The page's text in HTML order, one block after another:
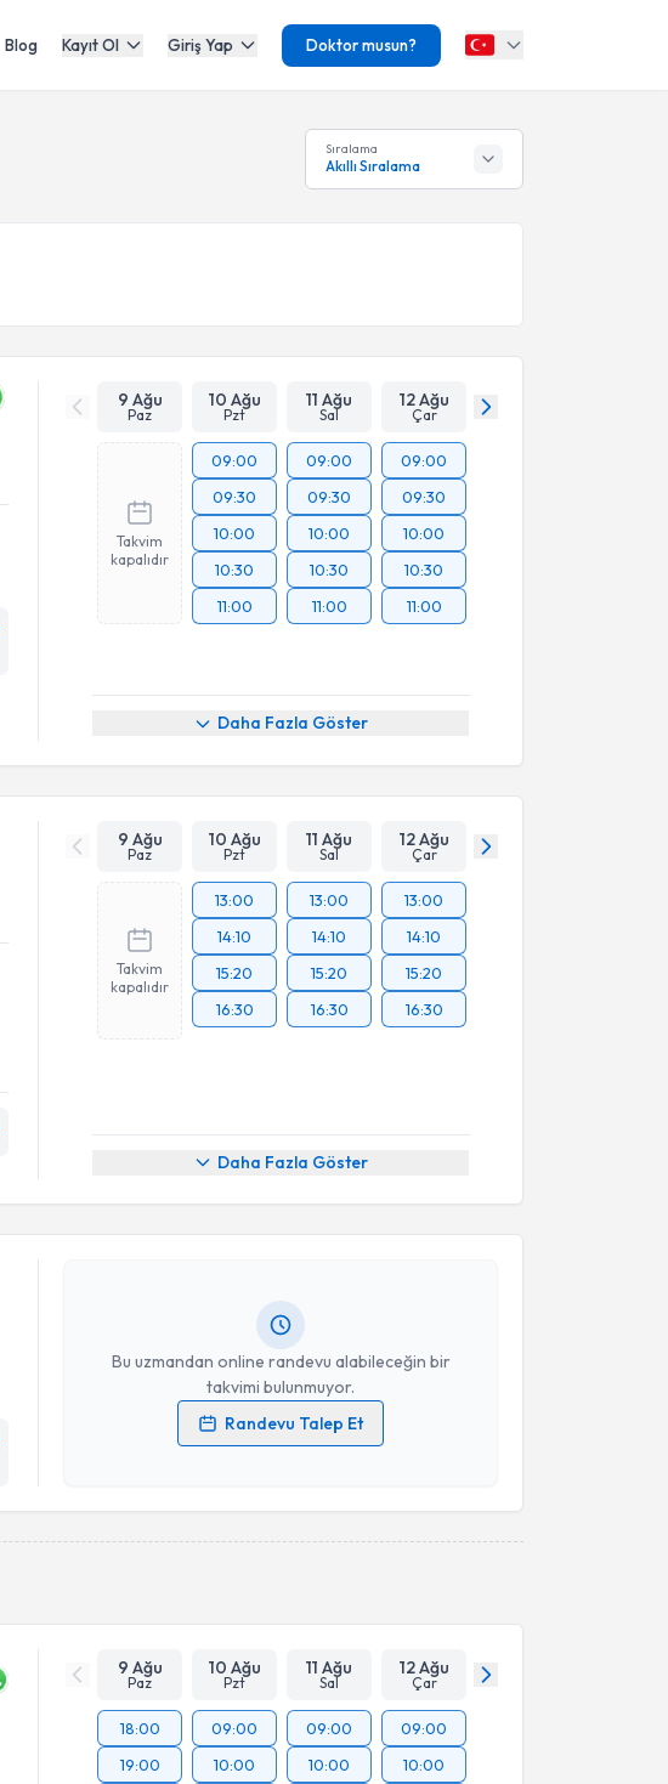
Blog Kayıt Ol Giriş Yap Doktor musun?
Sıralama
Akıllı Sıralama
9 Ağu
Paz
10 Ağu
Pzt
11 Ağu
Sal
12 Ağu
Çar
Takvim
kapalıdır
09:00
09:30
10:00
10:30
11:00
09:00
09:30
10:00
10:30
11:00
09:00
09:30
10:00
10:30
11:00
Daha Fazla Göster
9 Ağu
Paz
10 Ağu
Pzt
11 Ağu
Sal
12 Ağu
Çar
Takvim
kapalıdır
13:00
14:10
15:20
16:30
13:00
14:10
15:20
16:30
13:00
14:10
15:20
16:30
Daha Fazla Göster
Bu uzmandan online randevu alabileceğin bir
takvimi bulunmuyor.
Randevu Talep Et
Randevu Takvimi Talebi
Aile Danışmanı Fatma Ilıkaner Şahiniçin randevu takvimi
talebi oluşturun. Size bu uzmandan randevu almanız için bir
Kişisel verilerimin işlenmesine ilişkinAydınlatma Metni
9 Ağu
Paz
10 Ağu
Pzt
11 Ağu
Sal
12 Ağu
Çar
18:00
19:00
09:00
10:00
09:00
10:00
09:00
10:00